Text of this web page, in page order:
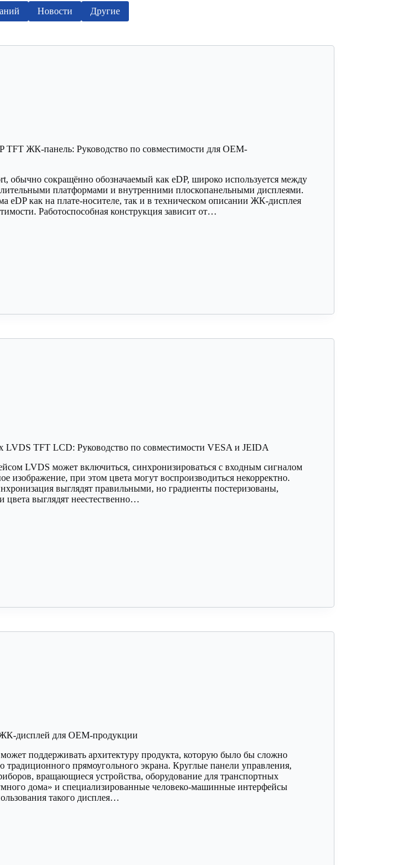
Новости Другие
TFT ЖК-панель: Руководство по совместимости для OEM-
обычно сокращённо обозначаемый как eDP, широко используется между
платформами и внутренними плоскопанельными дисплеями.
eDP как на плате-носителе, так и в техническом описании ЖК-дисплея
Работоспособная конструкция зависит от…
LVDS TFT LCD: Руководство по совместимости VESA и JEIDA
LVDS может включиться, синхронизироваться с входным сигналом
изображение, при этом цвета могут воспроизводиться некорректно.
выглядят правильными, но градиенты постеризованы,
цвета выглядят неестественно…
дисплей для OEM-продукции
поддерживать архитектуру продукта, которую было бы сложно
традиционного прямоугольного экрана. Круглые панели управления,
вращающиеся устройства, оборудование для транспортных
дома» и специализированные человеко-машинные интерфейсы
такого дисплея…